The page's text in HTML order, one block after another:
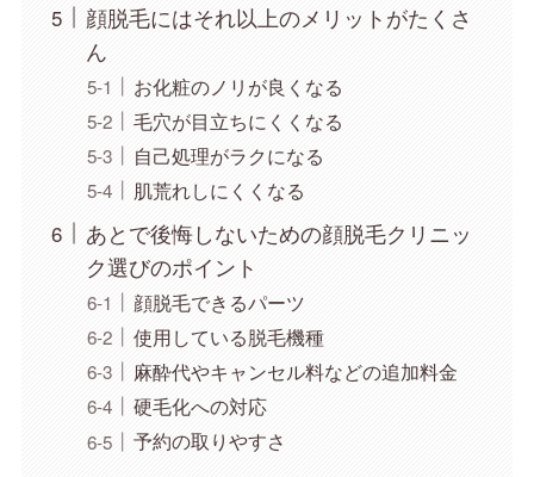
顔脱毛にはそれ以上のメリットがたくさ
ん
お化粧のノリが良くなる
毛穴が目立ちにくくなる
自己処理がラクになる
肌荒れしにくくなる
あとで後悔しないための顔脱毛クリニッ
ク選びのポイント
顔脱毛できるパーツ
使用している脱毛機種
麻酔代やキャンセル料などの追加料金
硬毛化への対応
予約の取りやすさ